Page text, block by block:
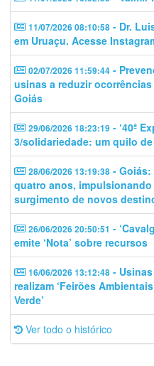
11/07/2026 08:10:58 - Dr.
em Uruaçu. Acesse
02/07/2026 11:59:44 -
usinas a reduzir
Goiás
29/06/2026 18:23:19 - ‘40ª
3/solidariedade: um quilo
28/06/2026 13:19:38 -
quatro anos,
surgimento de novos
26/06/2026 20:50:51 -
emite ‘Nota’ sobre recursos
16/06/2026 13:12:48 -
realizam ‘Feirões
Verde’
Ver todo o histórico